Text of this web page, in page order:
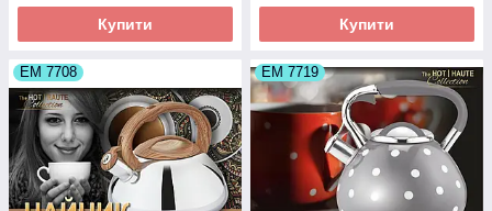
Купити Купити
ЕМ 7708 ЕМ 7719